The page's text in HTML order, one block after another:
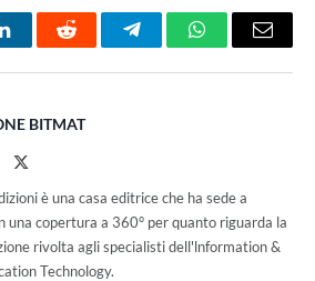
LinkedInReddit TelegramWhatsAppEmail
BITMAT
è una casa editrice che ha sede a
una copertura a 360° per quanto riguarda la
rivolta agli specialisti dell'lnformation &
Technology.